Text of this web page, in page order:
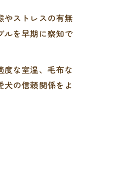
やストレスの有無
ルを早期に察知で
な室温、毛布な
の信頼関係をよ